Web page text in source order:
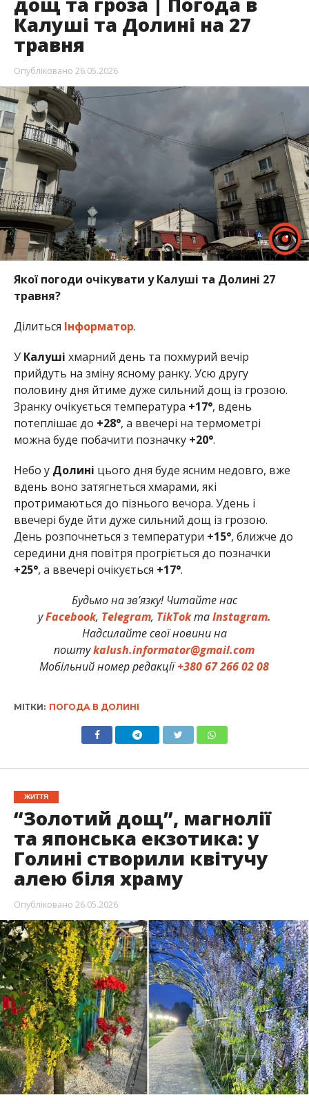
Калуші та Долині на 27
травня
Опубліковано 26.05.2026
Якої погоди очікувати у Калуші та Долині 27
травня?
Ділиться Інформатор.
У Калуші хмарний день та похмурий вечір
прийдуть на зміну ясному ранку. Усю другу
половину дня йтиме дуже сильний дощ із грозою.
Зранку очікується температура +17°, вдень
потеплішає до +28°, а ввечері на термометрі
можна буде побачити позначку +20°.
Небо у Долині цього дня буде ясним недовго, вже
вдень воно затягнеться хмарами, які
протримаються до пізнього вечора. Удень і
ввечері буде йти дуже сильний дощ із грозою.
День розпочнеться з температури +15°, ближче до
середини дня повітря прогріється до позначки
+25°, а ввечері очікується +17°.
Будьмо на зв’язку! Читайте нас
уFacebook, Telegram, TikTokтаInstagram.
Надсилайте свої новини на
поштуkalush.informator@gmail.com
Мобільний номер редакції+380 67 266 02 08
МІТКИ: ПОГОДА В ДОЛИНІ
ЖИТТЯ
“Золотий дощ”, магнолії
та японська екзотика: у
Голині створили квітучу
алею біля храму
Опубліковано 26.05.2026